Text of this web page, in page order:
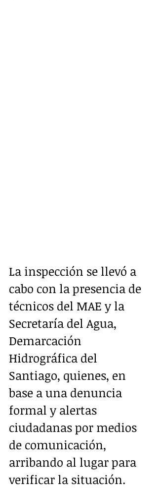
La inspección se llevó a
cabo con la presencia de
técnicos del MAE y la
Secretaría del Agua,
Demarcación
Hidrográfica del
Santiago, quienes, en
base a una denuncia
formal y alertas
ciudadanas por medios
de comunicación,
arribando al lugar para
verificar la situación.